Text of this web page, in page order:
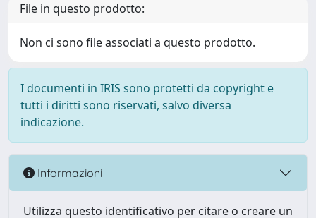
File in questo prodotto:
Non ci sono file associati a questo prodotto.
I documenti in IRIS sono protetti da copyright e
tutti i diritti sono riservati, salvo diversa
indicazione.
Informazioni
Utilizza questo identificativo per citare o creare un